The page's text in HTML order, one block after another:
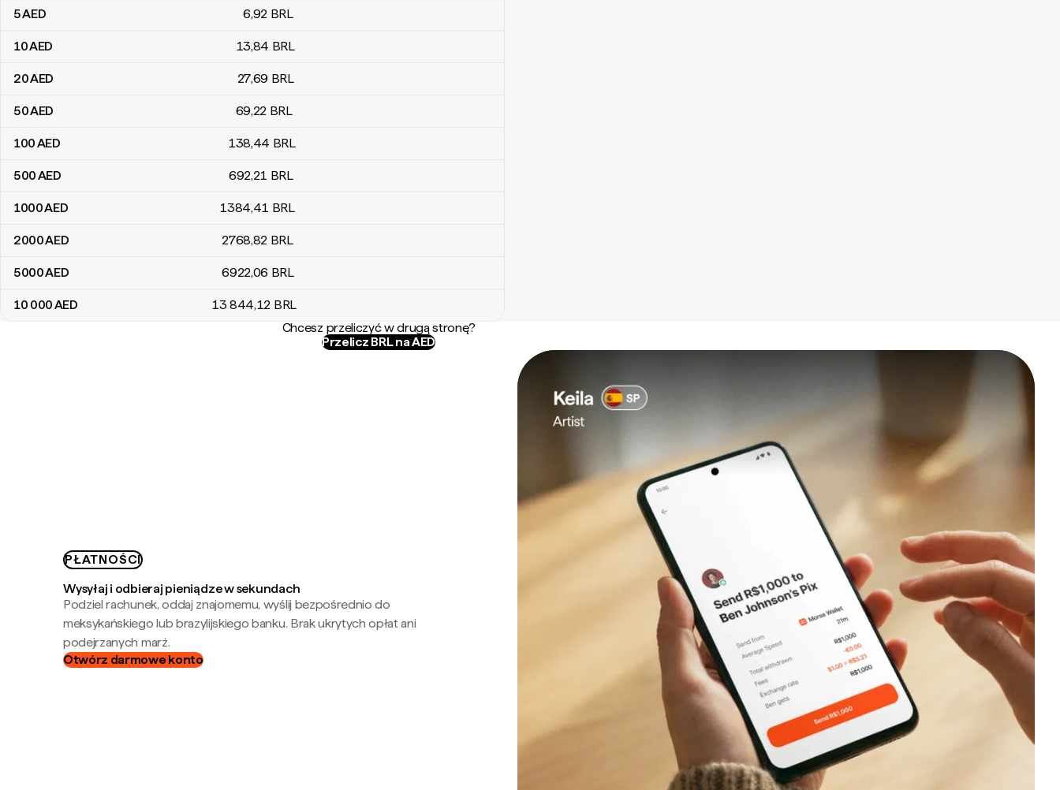
5AED 6,92 BRL
10AED 13,84 BRL
20AED 27,69 BRL
50AED 69,22 BRL
100AED 138,44 BRL
500AED 692,21 BRL
1000AED 1384,41 BRL
2000AED 2768,82 BRL
5000AED 6922,06 BRL
10 000AED 13 844,12 BRL
Chcesz przeliczyć w drugą stronę?
Przelicz BRL na AED
PŁATNOŚCI
Wysyłaj i odbieraj pieniądze w sekundach
Podziel rachunek, oddaj znajomemu, wyślij bezpośrednio do
meksykańskiego lub brazylijskiego banku. Brak ukrytych opłat ani
podejrzanych marż.
Otwórz darmowe konto